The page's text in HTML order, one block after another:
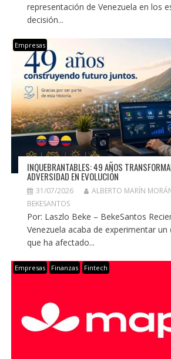
representación de Venezuela en los
decisión...
Empresas
INQUEBRANTABLES: 49 AÑOS
ADVERSIDAD EN EVOLUCIÓN
31/07/2026
ALBERTO MARÍN
BEKESANTOS
Por: Laszlo Beke – BekeSantos
Venezuela acaba de experimentar
que ha afectado...
Empresas Finanzas Fintech